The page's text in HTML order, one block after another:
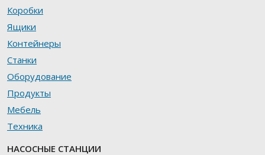
Коробки
Ящики
Контейнеры
Станки
Оборудование
Продукты
Мебель
Техника
НАСОСНЫЕ СТАНЦИИ